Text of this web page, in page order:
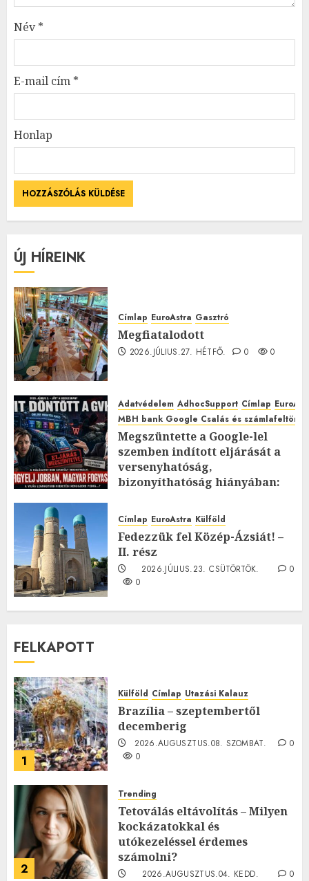
Név*
E-mail cím *
Honlap
ÚJ HÍREINK
Címlap EuroAstra Gasztró
Megfiatalodott
2026.JÚLIUS.27. HÉTFŐ. 0 0
Adatvédelem AdhocSupport Címlap
MBH bank Google Csalás és
Megszüntette a Google-lel
szemben indított eljárását a
versenyhatóság,
bizonyíthatóság hiányában:
2026.JÚLIUS.23. CSÜTÖRTÖK.
0
Címlap EuroAstra Külföld
Fedezzük fel Közép-Ázsiát! –
II. rész
2026.JÚLIUS.23. CSÜTÖRTÖK.
0
0
FELKAPOTT
1
Külföld Címlap Utazási Kalauz
Brazília – szeptembertől
decemberig
2026.AUGUSZTUS.08. SZOMBAT.
0
0
2
Trending
Tetoválás eltávolítás – Milyen
kockázatokkal és
utókezeléssel érdemes
számolni?
2026.AUGUSZTUS.04. KEDD.
0